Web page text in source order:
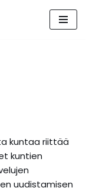
kuntaa riittää
kuntien
uudistamisen